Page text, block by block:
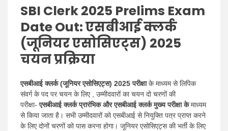
SBI Clerk 2025 Prelims Exam
Date Out: एसबीआई क्लर्क
(जूनियर एसोसिएट्स) 2025
चयन प्रक्रिया
एसबीआई क्लर्क (जूनियर एसोसिएट्स) 2025 परीक्षाके माध्यम से लिपिक
संवर्ग के पद पर चयन के लिए , उम्मीदवारों का चयन दो चरणों की
परीक्षा-एसबीआई क्लर्क प्रारंभिक और एसबीआई क्लर्क मुख्य परीक्षा केमाध्यम
से किया जाता है। सभी उम्मीदवारों को एसबीआई से नियुक्ति पत्र प्राप्त करने
के लिए दोनों चरणों को पास करना होगा। जूनियर एसोसिएट्स की भर्ती के लिए